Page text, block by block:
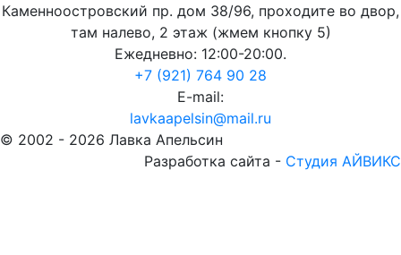
Каменноостровский пр. дом 38/96, проходите во двор,
там налево, 2 этаж (жмем кнопку 5)
Ежедневно: 12:00-20:00.
+7 (921) 764 90 28
E-mail:
lavkaapelsin@mail.ru
© 2002 - 2026 Лавка Апельсин
Разработка сайта - Студия АЙВИКС